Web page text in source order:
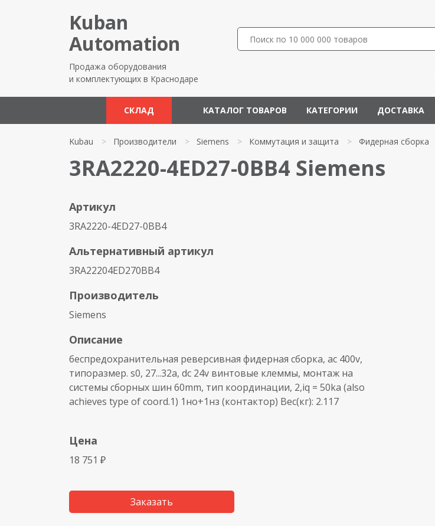
Kuban
Automation
Продажа оборудования
и комплектующих в Краснодаре
СКЛАД КАТАЛОГ ТОВАРОВ КАТЕГОРИИ ДОСТАВКА
Kubau > Производители > Siemens > Коммутация и защита > Фидерная сборка
3RA2220-4ED27-0BB4 Siemens
Артикул
3RA2220-4ED27-0BB4
Альтернативный артикул
3RA22204ED270BB4
Производитель
Siemens
Описание
беспредохранительная реверсивная фидерная сборка, ac 400v,
типоразмер. s0, 27...32a, dc 24v винтовые клеммы, монтаж на
системы сборных шин 60mm, тип координации, 2,iq = 50ka (also
achieves type of coord.1) 1но+1нз (контактор) Вес(кг): 2.117
Цена
18 751 ₽
Заказать